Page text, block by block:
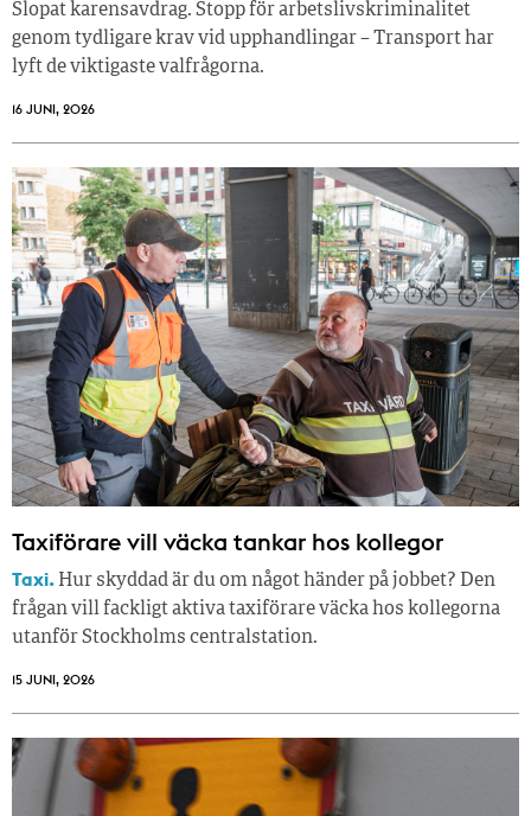
Slopat karensavdrag. Stopp för arbetslivskriminalitet
genom tydligare krav vid upphandlingar – Transport har
lyft de viktigaste valfrågorna.
16 JUNI, 2026
Taxiförare vill väcka tankar hos kollegor
Taxi. Hur skyddad är du om något händer på jobbet? Den
frågan vill fackligt aktiva taxiförare väcka hos kollegorna
utanför Stockholms centralstation.
15 JUNI, 2026